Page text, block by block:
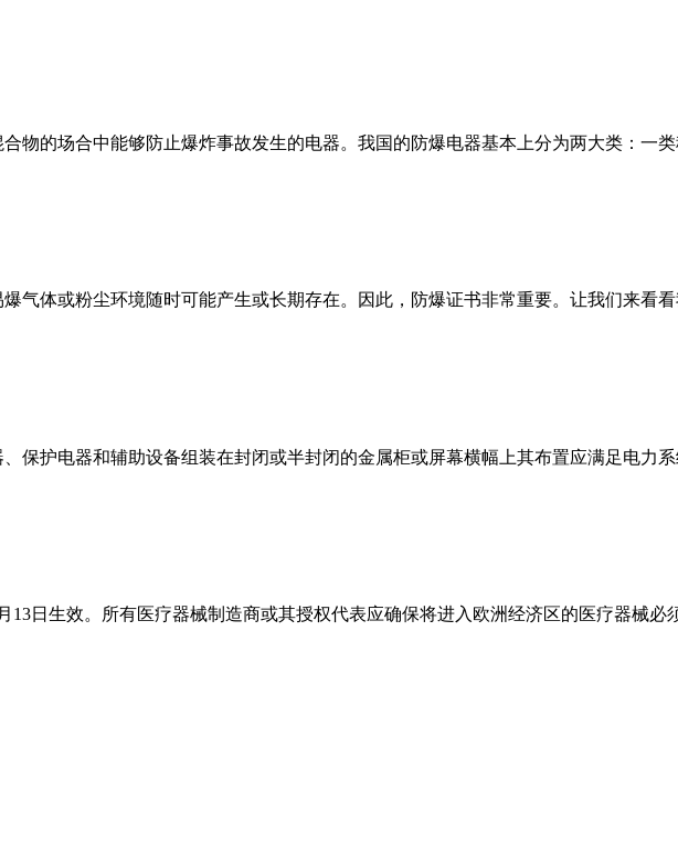
的场合中能够防止爆炸事故发生的电器。我国的防爆电器基本上分为两大类：一类
体或粉尘环境随时可能产生或长期存在。因此，防爆证书非常重要。让我们来看看
护电器和辅助设备组装在封闭或半封闭的金属柜或屏幕横幅上其布置应满足电力系
日生效。所有医疗器械制造商或其授权代表应确保将进入欧洲经济区的医疗器械必